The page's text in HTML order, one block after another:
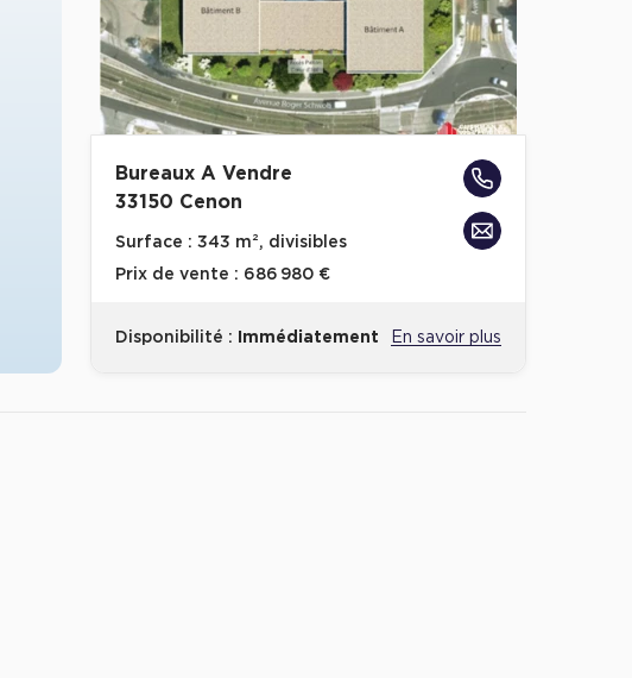
Bureaux A Vendre
33150 Cenon
Surface : 343 m², divisibles
Prix de vente : 686 980 €
Disponibilité : Immédiatement En savoir plus